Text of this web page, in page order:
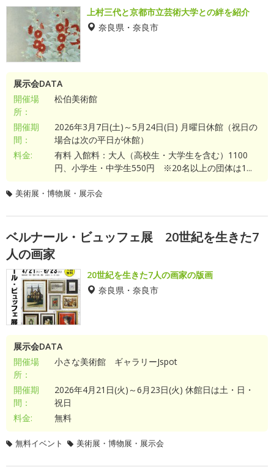
上村三代と京都市立芸術大学との絆を紹介
奈良県・奈良市
展示会DATA
開催場
所：
松伯美術館
開催期
間：
2026年3月7日(土)～5月24日(日) 月曜日休館（祝日の
場合は次の平日が休館）
料金:
有料 入館料：大人（高校生・大学生を含む）1100
円、小学生・中学生550円 ※20名以上の団体は1...
美術展・博物展・展示会
ベルナール・ビュッフェ展 20世紀を生きた7
人の画家
20世紀を生きた7人の画家の版画
奈良県・奈良市
展示会DATA
開催場
所：
小さな美術館 ギャラリーJspot
開催期
間：
2026年4月21日(火)～6月23日(火) 休館日は土・日・
祝日
料金:
無料
無料イベント 美術展・博物展・展示会